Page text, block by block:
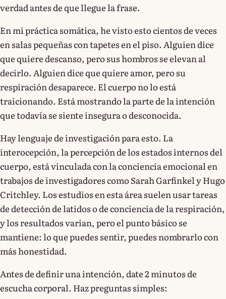
verdad antes de que llegue la frase.
En mi práctica somática, he visto esto cientos de veces
en salas pequeñas con tapetes en el piso. Alguien dice
que quiere descanso, pero sus hombros se elevan al
decirlo. Alguien dice que quiere amor, pero su
respiración desaparece. El cuerpo no lo está
traicionando. Está mostrando la parte de la intención
que todavía se siente insegura o desconocida.
Hay lenguaje de investigación para esto. La
interocepción, la percepción de los estados internos del
cuerpo, está vinculada con la conciencia emocional en
trabajos de investigadores como Sarah Garfinkel y Hugo
Critchley. Los estudios en esta área suelen usar tareas
de detección de latidos o de conciencia de la respiración,
y los resultados varían, pero el punto básico se
mantiene: lo que puedes sentir, puedes nombrarlo con
más honestidad.
Antes de definir una intención, date 2 minutos de
escucha corporal. Haz preguntas simples: